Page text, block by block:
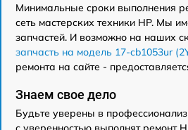
Минимальные сроки выполнения
сеть мастерских техники HP. Мы
запчастей. И возможно на наших
запчасть на модель 17-cb1053ur
ремонта на сайте -
Знаем свое дело
Будьте уверены в